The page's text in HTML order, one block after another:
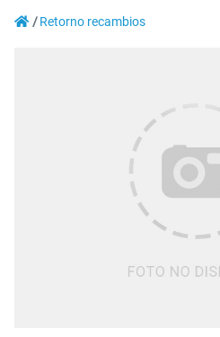
Retorno recambios